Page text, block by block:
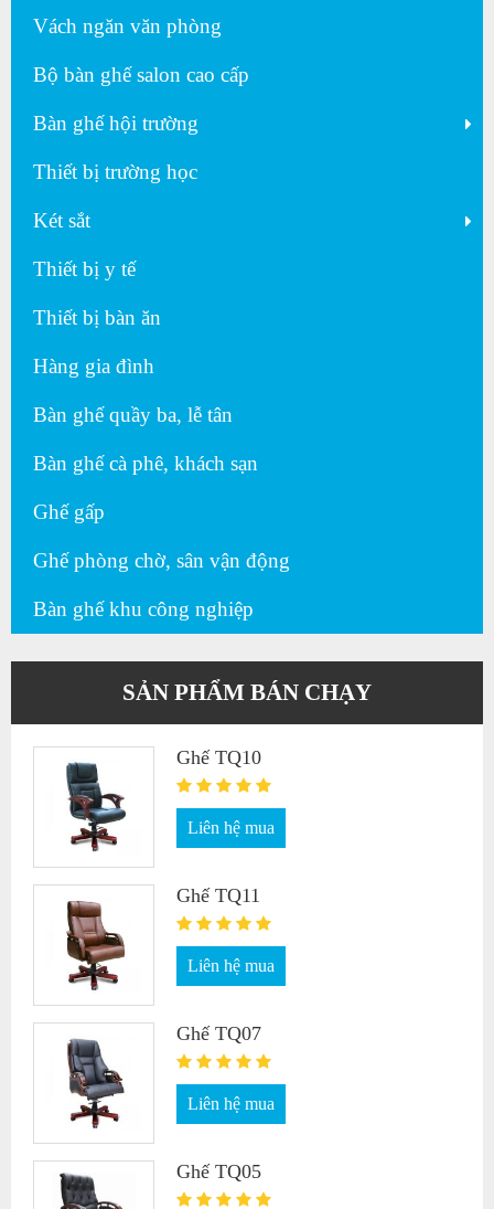
Vách ngăn văn phòng
Bộ bàn ghế salon cao cấp
Bàn ghế hội trường
Thiết bị trường học
Két sắt
Thiết bị y tế
Thiết bị bàn ăn
Hàng gia đình
Bàn ghế quầy ba, lễ tân
Bàn ghế cà phê, khách sạn
Ghế gấp
Ghế phòng chờ, sân vận động
Bàn ghế khu công nghiệp
SẢN PHẨM BÁN CHẠY
Ghế TQ10
Liên hệ mua
Ghế TQ11
Liên hệ mua
Ghế TQ07
Liên hệ mua
Ghế TQ05